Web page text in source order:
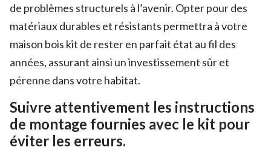
de problèmes structurels à l’avenir. Opter pour des
matériaux durables et résistants permettra à votre
maison bois kit de rester en parfait état au fil des
années, assurant ainsi un investissement sûr et
pérenne dans votre habitat.
Suivre attentivement les instructions
de montage fournies avec le kit pour
éviter les erreurs.